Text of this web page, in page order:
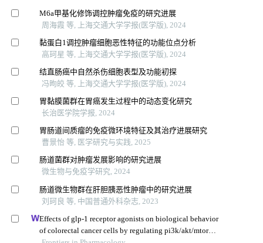
M6a甲基化修饰调控肿瘤免疫的研究进展
周海霞 等, 上海交通大学学报(医学版), 2024
黏蛋白1调控肿瘤细胞恶性特征的功能位点分析
高珂星 等, 上海交通大学学报(医学版), 2024
结直肠癌中自然杀伤细胞表型及功能初探
冯昫皎 等, 上海交通大学学报(医学版), 2024
胃黏膜菌群在胃癌发生过程中的动态变化研究
长治医学院学报, 2024
胃肠道间质瘤的免疫微环境特征及其治疗进展研究
曹景怡 等, 医学研究与实践, 2025
肠道菌群对肿瘤发展影响的研究进展
微生物与免疫学研究, 2024
肠道微生物群在肝胆胰恶性肿瘤中的研究进展
刘珂良 等, 中国普通外科杂志, 2023
Effects of glp-1 receptor agonists on biological behavior
of colorectal cancer cells by regulating pi3k/akt/mtor